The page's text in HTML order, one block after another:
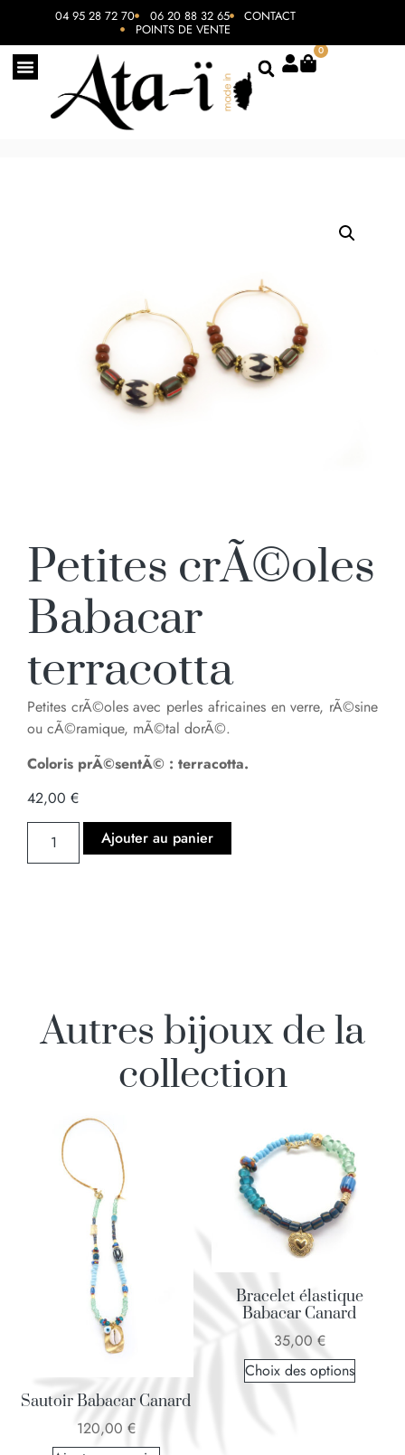
04 95 28 72 70 06 20 88 32 65 CONTACT
POINTS DE VENTE
0
Petites crÃ©oles
Babacar
terracotta
Petites crÃ©oles avec perles africaines en verre, rÃ©sine
ou cÃ©ramique, mÃ©tal dorÃ©.
Coloris prÃ©sentÃ© : terracotta.
42,00 €
Ajouter au panier
Autres bijoux de la
collection
Sautoir Babacar Canard
120,00 €
Bracelet élastique
Babacar Canard
35,00 €
Choix des options